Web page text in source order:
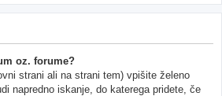
oz. forume?
strani ali na strani tem) vpišite želeno
napredno iskanje, do katerega pridete, če